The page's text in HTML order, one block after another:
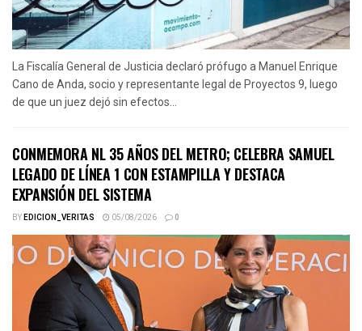
La Fiscalía General de Justicia declaró prófugo a Manuel Enrique
Cano de Anda, socio y representante legal de Proyectos 9, luego
de que un juez dejó sin efectos...
CONMEMORA NL 35 AÑOS DEL METRO; CELEBRA SAMUEL
LEGADO DE LÍNEA 1 CON ESTAMPILLA Y DESTACA
EXPANSIÓN DEL SISTEMA
BYEDICION_VERITAS 05/08/2026 0